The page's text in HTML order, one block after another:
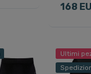
168
Ultimi